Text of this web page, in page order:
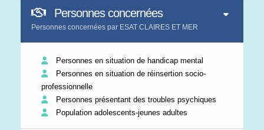
Personnes concernées
Personnes concernées par ESAT CLAIRES ET MER
Personnes en situation de handicap mental
Personnes en situation de réinsertion socio-
professionnelle
Personnes présentant des troubles psychiques
Population adolescents-jeunes adultes